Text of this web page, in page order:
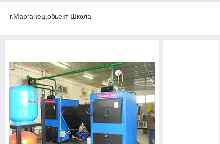
г.Марганец,обьект Школа